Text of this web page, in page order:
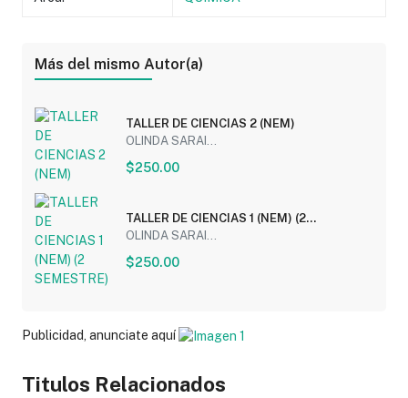
Más del mismo Autor(a)
TALLER DE CIENCIAS 2 (NEM)
OLINDA SARAI...
$250.00
TALLER DE CIENCIAS 1 (NEM) (2
SEMESTRE)
OLINDA SARAI...
$250.00
Publicidad, anunciate aquí
Titulos Relacionados